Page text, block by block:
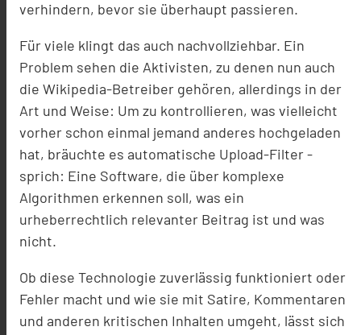
verhindern, bevor sie überhaupt passieren.
Für viele klingt das auch nachvollziehbar. Ein
Problem sehen die Aktivisten, zu denen nun auch
die Wikipedia-Betreiber gehören, allerdings in der
Art und Weise: Um zu kontrollieren, was vielleicht
vorher schon einmal jemand anderes hochgeladen
hat, bräuchte es automatische Upload-Filter -
sprich: Eine Software, die über komplexe
Algorithmen erkennen soll, was ein
urheberrechtlich relevanter Beitrag ist und was
nicht.
Ob diese Technologie zuverlässig funktioniert oder
Fehler macht und wie sie mit Satire, Kommentaren
und anderen kritischen Inhalten umgeht, lässt sich